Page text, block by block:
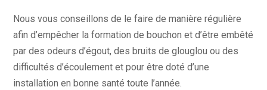
Nous vous conseillons de le faire de manière régulière
afin d’empêcher la formation de bouchon et d’être embêté
par des odeurs d’égout, des bruits de glouglou ou des
difficultés d’écoulement et pour être doté d’une
installation en bonne santé toute l’année.